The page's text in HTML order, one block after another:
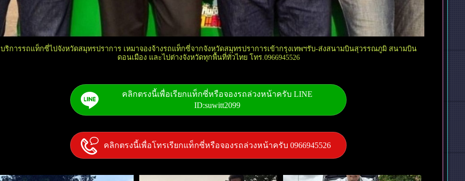
บริการรถแท็กซี่ไปจังหวัดสมุทรปราการ เหมาจองจ้างรถแท็กซี่จากจังหวัดสมุทรปราการเข้ากรุงเทพฯรับ-ส่งสนามบินสุวรรณภูมิ สนามบิน
ดอนเมือง และไปต่างจังหวัดทุกพื้นที่ทั่วไทย โทร.0966945526
คลิกตรงนี้เพื่อเรียกแท็กซี่หรือจองรถล่วงหน้าครับ LINE
ID:suwitt2099
คลิกตรงนี้เพื่อโทรเรียกแท็กซี่หรือจองรถล่วงหน้าครับ 0966945526